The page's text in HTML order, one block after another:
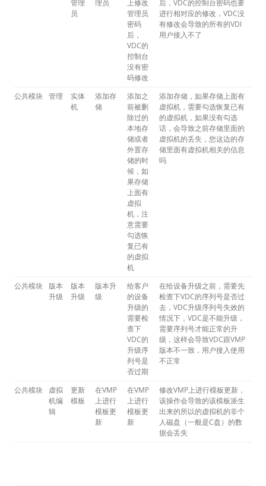
管理
员
理员
上修改
管理员
密码
后，
VDC的
控制台
没有密
码修改
后，VDC的控制台密码也要
进行相对应的修改，VDC没
有修改会导致的所有的VDI
用户接入不了
公共模块 管理
实体
机
添加存
储
添加之
前被删
除过的
本地存
储或者
外置存
储的时
候，如
果存储
上面有
虚拟
机，注
意需要
勾选恢
复已有
的虚拟
机
添加存储，如果存储上面有
虚拟机，需要勾选恢复已有
的虚拟机，如果没有勾选
话，会导致之前存储里面的
虚拟机的丢失，您这边的存
储里面有虚拟机相关的信息
吗
公共模块
版本
升级
版本
升级
版本升
级
给客户
的设备
升级的
需要检
查下
VDC的
升级序
列号是
否过期
在给设备升级之前，需要先
检查下VDC的序列号是否过
去，VDC升级序列号失效的
情况下，VDC是不能升级，
需要序列号才能正常的升
级，这样会导致VDC跟VMP
版本不一致，用户接入使用
不正常
公共模块
虚拟
机编
辑
更新
模板
在VMP
上进行
模板更
新
在VMP
上进行
模板更
新
修改VMP上进行模板更新，
该操作会导致的该模板派生
出来的所以的虚拟机的非个
人磁盘（一般是C盘）的数
据会丢失